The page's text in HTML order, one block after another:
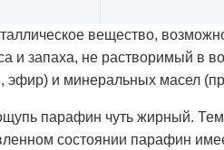
вещество,
и запаха, не растворимый в
эфир) и минеральных масел
парафин чуть жирный.
состоянии парафин